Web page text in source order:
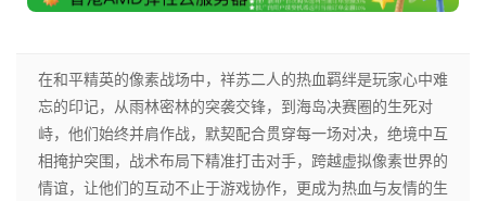
在和平精英的像素战场中，祥苏二人的热血羁绊是玩家心中难
忘的印记，从雨林密林的突袭交锋，到海岛决赛圈的生死对
峙，他们始终并肩作战，默契配合贯穿每一场对决，绝境中互
相掩护突围，战术布局下精准打击对手，跨越虚拟像素世界的
情谊，让他们的互动不止于游戏协作，更成为热血与友情的生